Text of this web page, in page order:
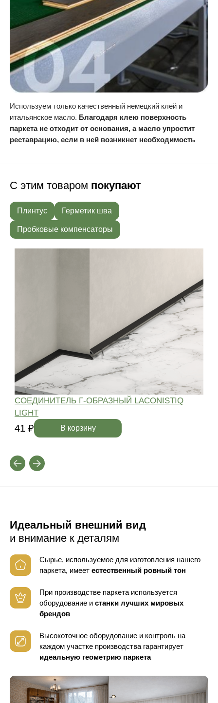
Используем только качественный немецкий клей и
итальянское масло. Благодаря клею поверхность
паркета не отходит от основания, а масло упростит
реставрацию, если в ней возникнет необходимость
С этим товаром покупают
Плинтус Герметик шва
Пробковые компенсаторы
СОЕДИНИТЕЛЬ Г-ОБРАЗНЫЙ LACONISTIQ
LIGHT
41 ₽ В корзину
Идеальный внешний вид
и внимание к деталям
Сырье, используемое для изготовления нашего
паркета, имеет естественный ровный тон
При производстве паркета используется
оборудование и станки лучших мировых
брендов
Высокоточное оборудование и контроль на
каждом участке производства гарантирует
идеальную геометрию паркета